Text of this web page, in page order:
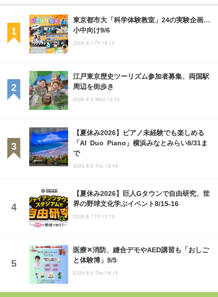
東京都市大「科学体験教室」24の実験企画…
小中向け9/6
2026.8.7 Fri 18:15
江戸東京歴史ツーリズム参加者募集、両国駅
周辺を街歩き
2026.8.5 Wed 13:15
【夏休み2026】ピアノ未経験でも楽しめる
「AI Duo Piano」横浜みなとみらい8/31ま
で
2026.8.6 Thu 19:45
【夏休み2026】巨人Gタウンで自由研究、世
界の野球文化学ぶイベント8/15-16
2026.8.7 Fri 15:15
医療✕消防、縫合デモやAED講習も「おしご
と体験博」9/5
2026.8.6 Thu 18:15